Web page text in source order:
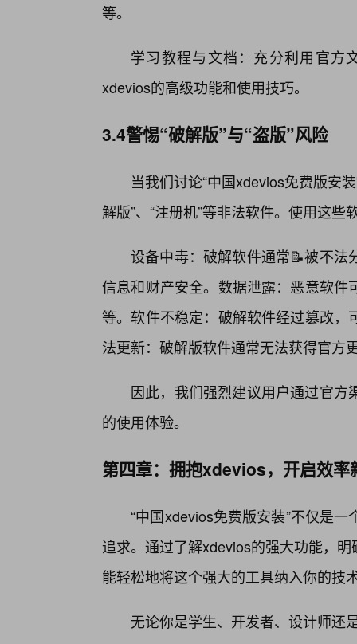
等。
学习教程与文档：充分利用官方
xdevios的高级功能和使用技巧。
3.4警惕“破解版”与“盗版”风险
当我们讨论“中国xdevios免费版安
解版”、“注册机”等非法软件。使用这
设备中毒：破解软件通常📝被不法
信息和财产安全。数据泄露：恶意软
等。软件不稳定：破解软件经过篡改
法更新：破解版软件通常无法获得官方
因此，我们强烈建议用户通过官
的使用体验。
第四章：拥抱xdevios，开启效率
“中国xdevios免费版安装”不仅是
追求。通过了解xdevios的强大功能，
能轻松地将这个强大的工具纳入你的技
无论你是学生、开发者、设计师还